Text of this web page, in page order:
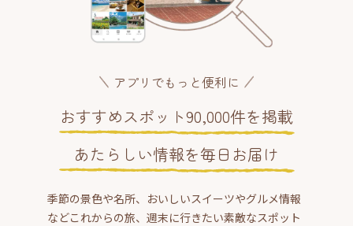
アプリでもっと便利に
おすすめスポット90,000件を掲載
あたらしい情報を毎日お届け
季節の景色や名所、おいしいスイーツやグルメ情報
などこれからの旅、週末に行きたい素敵なスポット